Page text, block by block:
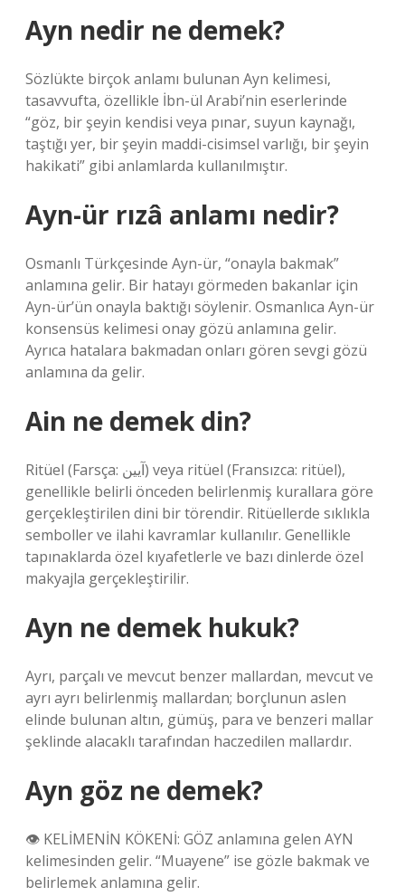
Ayn nedir ne demek?
Sözlükte birçok anlamı bulunan Ayn kelimesi,
tasavvufta, özellikle İbn-ül Arabi’nin eserlerinde
“göz, bir şeyin kendisi veya pınar, suyun kaynağı,
taştığı yer, bir şeyin maddi-cisimsel varlığı, bir şeyin
hakikati” gibi anlamlarda kullanılmıştır.
Ayn-ür rızâ anlamı nedir?
Osmanlı Türkçesinde Ayn-ür, “onayla bakmak”
anlamına gelir. Bir hatayı görmeden bakanlar için
Ayn-ür’ün onayla baktığı söylenir. Osmanlıca Ayn-ür
konsensüs kelimesi onay gözü anlamına gelir.
Ayrıca hatalara bakmadan onları gören sevgi gözü
anlamına da gelir.
Ain ne demek din?
Ritüel (Farsça: آیین) veya ritüel (Fransızca: ritüel),
genellikle belirli önceden belirlenmiş kurallara göre
gerçekleştirilen dini bir törendir. Ritüellerde sıklıkla
semboller ve ilahi kavramlar kullanılır. Genellikle
tapınaklarda özel kıyafetlerle ve bazı dinlerde özel
makyajla gerçekleştirilir.
Ayn ne demek hukuk?
Ayrı, parçalı ve mevcut benzer mallardan, mevcut ve
ayrı ayrı belirlenmiş mallardan; borçlunun aslen
elinde bulunan altın, gümüş, para ve benzeri mallar
şeklinde alacaklı tarafından haczedilen mallardır.
Ayn göz ne demek?
👁 KELİMENİN KÖKENİ: GÖZ anlamına gelen AYN
kelimesinden gelir. “Muayene” ise gözle bakmak ve
belirlemek anlamına gelir.